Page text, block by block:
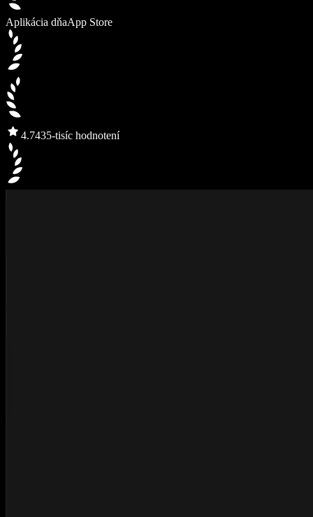
Aplikácia dňaApp Store
4.7435-tisíc hodnotení